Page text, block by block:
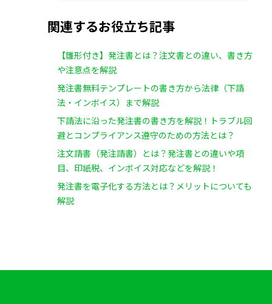
関連するお役立ち記事
【雛形付き】発注書とは？注文書との違い、書き方
や注意点を解説
発注書無料テンプレートの書き方から法律（下請
法・インボイス）まで解説
下請法に沿った発注書の書き方を解説！トラブル回
避とコンプライアンス遵守のための方法とは？
注文請書（発注請書）とは？発注書との違いや項
目、印紙税、インボイス対応などを解説！
発注書を電子化する方法とは？メリットについても
解説